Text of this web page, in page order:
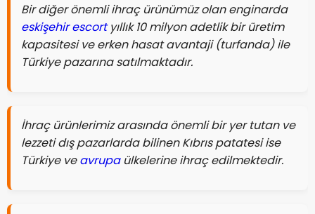
Bir diğer önemli ihraç ürünümüz olan enginarda
eskişehir escortyıllık 10 milyon adetlik bir üretim
kapasitesi ve erken hasat avantaji (turfanda) ile
Türkiye pazarına satılmaktadır.
İhraç ürünlerimiz arasında önemli bir yer tutan ve
lezzeti dış pazarlarda bilinen Kıbrıs patatesi ise
Türkiye veavrupaülkelerine ihraç edilmektedir.